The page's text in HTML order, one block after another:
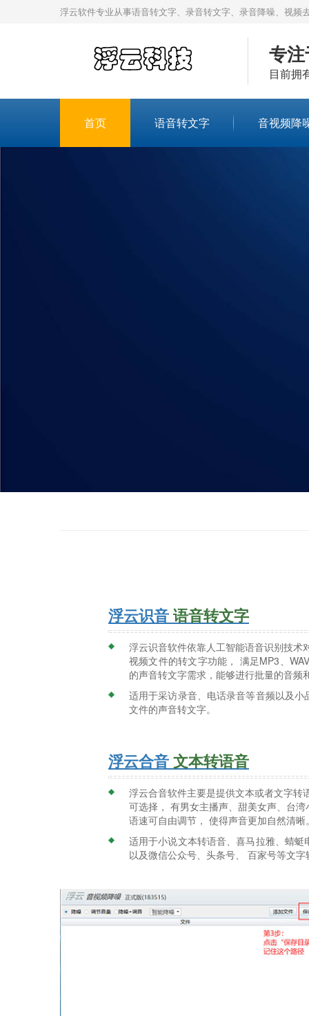
浮云软件专业从事语音转文字、录音转文字、录音降噪、视
专
目前拥
首页 语音转文字 音视频降
浮云识音语音转文字
浮云识音软件依靠人工智能语音识别技术
视频文件的转文字功能， 满足MP3、
的声音转文字需求，能够进行批量的音频
适用于采访录音、电话录音等音频以及
文件的声音转文字。
浮云合音文本转语音
浮云合音软件主要是提供文本或者文字转
可选择， 有男女主播声、甜美女声、台
语速可自由调节， 使得声音更加自然清晰
适用于小说文本转语音、喜马拉雅、蜻
以及微信公众号、头条号、 百家号等文